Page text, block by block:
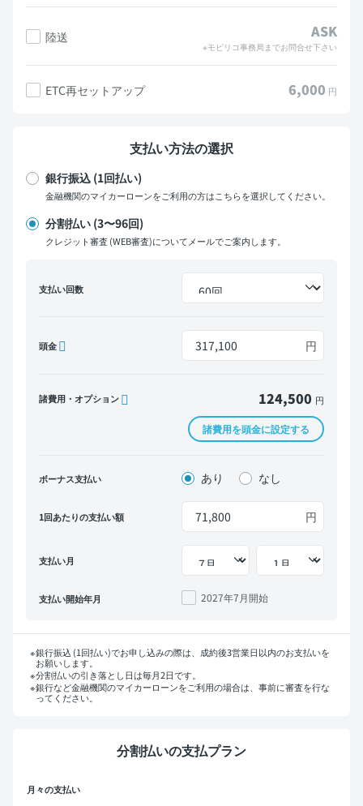
陸送 ASK
※モビリコ事務局までお問合せ下さい
ETC再セットアップ 6,000 円
支払い方法の選択
銀行振込 (1回払い)
金融機関のマイカーローンをご利用の方はこちらを選択してください。
分割払い (3〜96回)
クレジット審査 (WEB審査)についてメールでご案内します。
支払い回数
頭金 円
諸費用・オプション 124,500 円
諸費用を頭金に設定する
ボーナス支払い あり なし
1回あたりの支払い額 円
支払い月
支払い開始年月 2027年7月開始
銀行振込 (1回払い)でお申し込みの際は、成約後3営業日以内のお支払いを
お願いします。
分割払いの引き落とし日は毎月2日です。
銀行など金融機関のマイカーローンをご利用の場合は、事前に審査を行な
ってください。
マイカーローンをご利用の方へ
※一部の金融機関ではローンが組めない場合がございます。
分割払いの支払プラン
月々の支払い